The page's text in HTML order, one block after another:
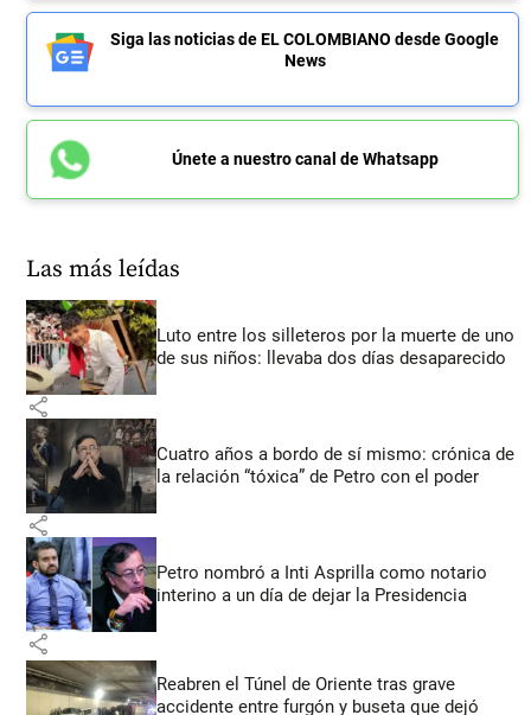
Siga las noticias de EL COLOMBIANO desde Google
News
Únete a nuestro canal de Whatsapp
Las más leídas
Luto entre los silleteros por la muerte de uno
de sus niños: llevaba dos días desaparecido
share
Cuatro años a bordo de sí mismo: crónica de
la relación “tóxica” de Petro con el poder
share
Petro nombró a Inti Asprilla como notario
interino a un día de dejar la Presidencia
share
Reabren el Túnel de Oriente tras grave
accidente entre furgón y buseta que dejó